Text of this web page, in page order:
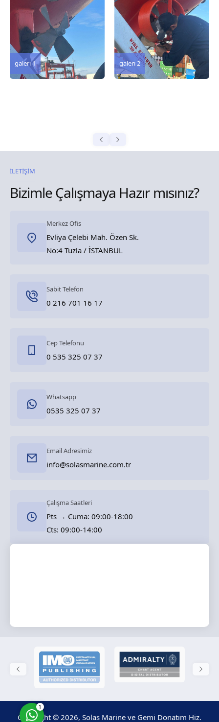
galeri 2
galeri 3
İLETİŞİM
Bizimle Çalışmaya Hazır mısınız?
Merkez Ofis
Evliya Çelebi Mah. Özen Sk.
No:4 Tuzla / İSTANBUL
Sabit Telefon
0 216 701 16 17
Cep Telefonu
0 535 325 07 37
Whatsapp
0535 325 07 37
Email Adresimiz
info@solasmarine.com.tr
Çalışma Saatleri
Pts → Cuma: 09:00-18:00
Cts: 09:00-14:00
Copyright © 2026, Solas Marine ve Gemi Donatım Hiz.
Cevap Yaz
1